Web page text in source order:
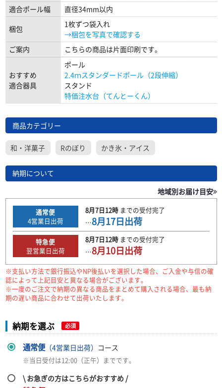
適合ポール幅
直径34mm以内
梱包
1枚ずつ袋入れ
→梱包を写真で確認する
ご案内
こちらの商品は片面印刷です。
おすすめ
適合器具
ポール
2.4ｍスタンダードポール（2段伸縮）
スタンド
特価注水台（てんとーくん）
商品カテゴリー
和・洋菓子 Rのぼり かき氷・アイス
納期について
地域別お届け目安
通常便
4営業日出荷
8月7日12時までの受付完了
…8月17日出荷
特急便
翌営業日出荷
8月7日12時までの受付完了
…8月10日出荷
※支払い方法で銀行振込やNP後払いを選択した場合、ご入金や与信の確
認によって上記目安と異なる場合がございます。
※一度のご注文で納期の異なる商品をまとめて購入される場合、最も納
期の遅い商品に合わせて出荷いたします。
納期を選ぶ 必須
通常便（4営業日出荷） コース
※当日受付は12:00（正午）までです。
\ お急ぎの方はこちらがおすすめ /